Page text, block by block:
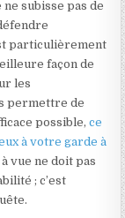
subisse pas de
particulièrement
façon de
les
permettre de
possible,ce
à votre garde à
vue ne doit pas
; c’est